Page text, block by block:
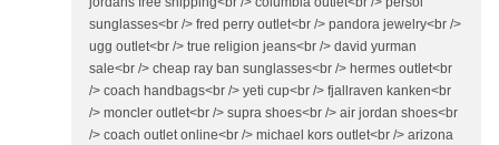
sunglasses<br /> fred perry outlet<br /> pandora jewelry<br />
ugg outlet<br /> true religion jeans<br /> david yurman
sale<br /> cheap ray ban sunglasses<br /> hermes outlet<br
/> coach handbags<br /> yeti cup<br /> fjallraven kanken<br
/> moncler outlet<br /> supra shoes<br /> air jordan shoes<br
/> coach outlet online<br /> michael kors outlet<br /> arizona